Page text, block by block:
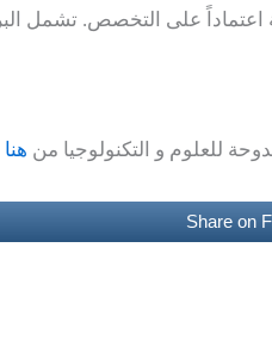
اعتماداً على التخصص. تشمل
للعلوم و التكنولوجيا من هنا
Share on